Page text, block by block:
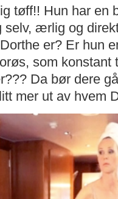
tøff!! Hun har en
selv, ærlig og
er? Er hun
som
Da bør dere
mer ut av hvem